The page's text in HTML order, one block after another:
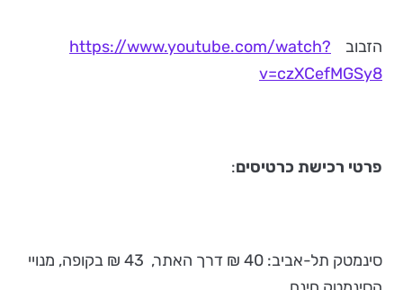
הזבוב https://www.youtube.com/watch?
v=czXCefMGSy8
פרטי רכישת כרטיסים:
סינמטק תל-אביב: 40 ₪ דרך האתר, 43 ₪ בקופה, מנויי